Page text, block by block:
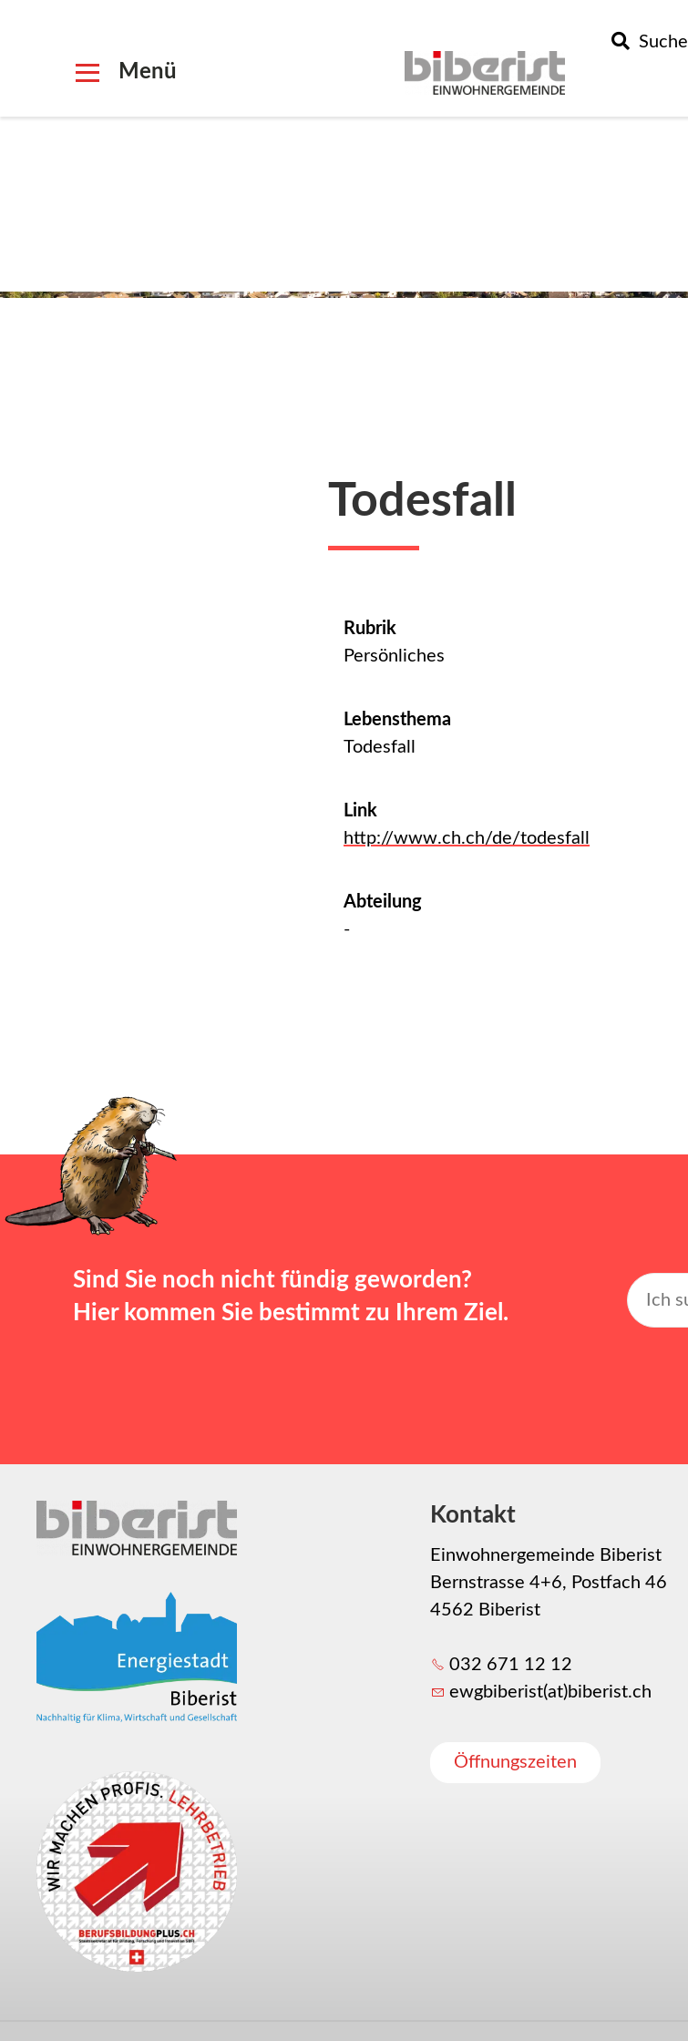
Suche
Todesfall
Rubrik
Persönliches
Lebensthema
Todesfall
Link
http://www.ch.ch/de/todesfall
Abteilung
-
Sind Sie noch nicht fündig geworden?
Hier kommen Sie bestimmt zu Ihrem Ziel.
Kontakt
Einwohnergemeinde Biberist
Bernstrasse 4+6, Postfach 46
4562 Biberist
032 671 12 12
ewgbiberist(at)biberist.ch
Öffnungszeiten